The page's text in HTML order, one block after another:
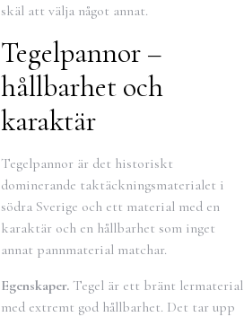
skäl att välja något annat.
Tegelpannor –
hållbarhet och
karaktär
Tegelpannor är det historiskt
dominerande taktäckningsmaterialet i
södra Sverige och ett material med en
karaktär och en hållbarhet som inget
annat pannmaterial matchar.
Egenskaper. Tegel är ett bränt lermaterial
med extremt god hållbarhet. Det tar upp